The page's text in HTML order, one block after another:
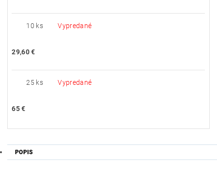
10 ks Vypredané
29,60 €
25 ks Vypredané
65 €
POPIS